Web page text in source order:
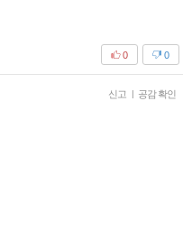
0
0
신고 공감 확인